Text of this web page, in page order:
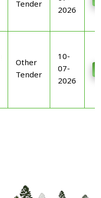
Tender
2026
Other
Tender
10-
07-
2026